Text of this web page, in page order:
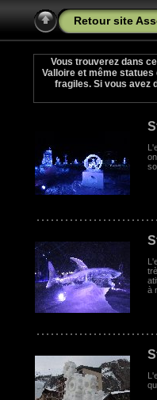
Retour site
Vous trouverez dans
Valloire et même
fragiles. Si vous avez
à